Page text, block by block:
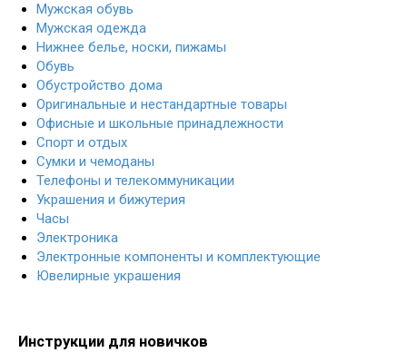
Мужская обувь
Мужская одежда
Нижнее белье, носки, пижамы
Обувь
Обустройство дома
Оригинальные и нестандартные товары
Офисные и школьные принадлежности
Спорт и отдых
Сумки и чемоданы
Телефоны и телекоммуникации
Украшения и бижутерия
Часы
Электроника
Электронные компоненты и комплектующие
Ювелирные украшения
Инструкции для новичков